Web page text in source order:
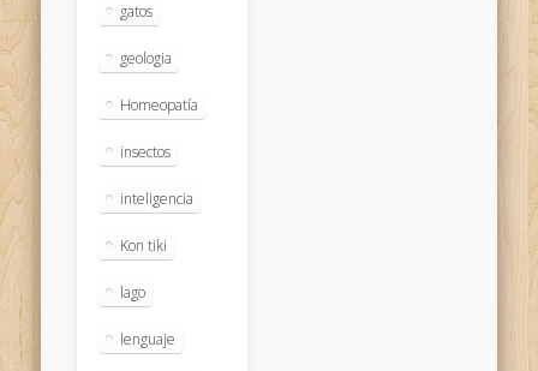
gatos
geologia
Homeopatía
insectos
inteligencia
Kon tiki
lago
lenguaje